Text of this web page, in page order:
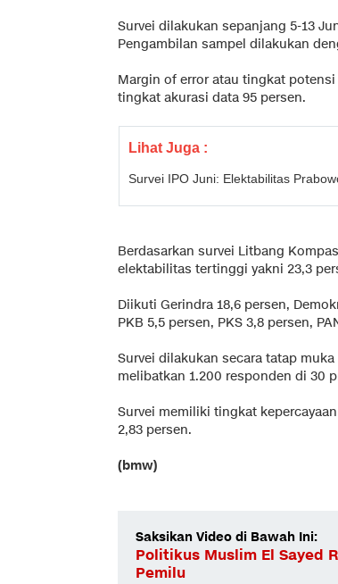
Survei dilakukan sepanjang 5-13
Pengambilan sampel dilakukan
Margin of error atau tingkat
tingkat akurasi data 95 persen.
Lihat Juga :
Survei IPO Juni: Elektabilitas
Berdasarkan survei Litbang
elektabilitas tertinggi yakni 23,3
Diikuti Gerindra 18,6 persen,
PKB 5,5 persen, PKS 3,8 persen,
Survei dilakukan secara tatap
melibatkan 1.200 responden di 30
Survei memiliki tingkat
2,83 persen.
(bmw)
Saksikan Video di Bawah Ini:
Politikus Muslim El Sayed
Pemilu